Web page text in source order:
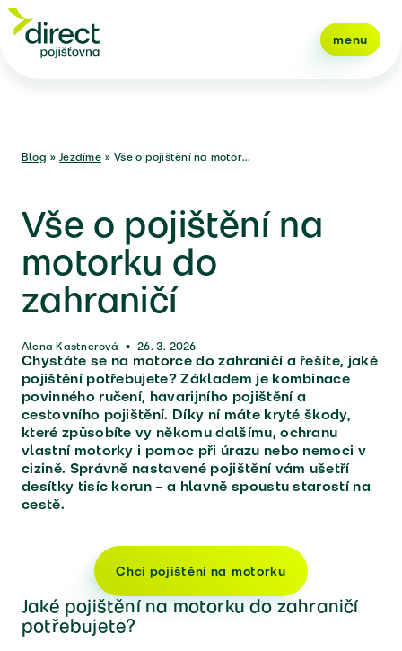
menu
Blog » Jezdíme » Vše o pojištění na motor...
Vše o pojištění na
motorku do
zahraničí
Alena Kastnerová • 26. 3. 2026
Chystáte se na motorce do zahraničí a řešíte, jaké
pojištění potřebujete? Základem je kombinace
povinného ručení, havarijního pojištění a
cestovního pojištění. Díky ní máte kryté škody,
které způsobíte vy někomu dalšímu, ochranu
vlastní motorky i pomoc při úrazu nebo nemoci v
cizině. Správně nastavené pojištění vám ušetří
desítky tisíc korun – a hlavně spoustu starostí na
cestě.
Chci pojištění na motorku
Jaké pojištění na motorku do zahraničí
potřebujete?